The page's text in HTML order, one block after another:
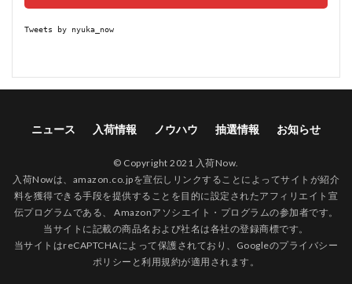
Tweets by nyuka_now
ニュース 入荷情報 ノウハウ 抽選情報 お知らせ
© Copyright 2021 入荷Now.
入荷Nowは、amazon.co.jpを宣伝しリンクすることによってサイトが紹介
料を獲得できる手段を提供することを目的に設定されたアフィリエイト宣
伝プログラムである、 Amazonアソシエイト・プログラムの参加者です。
当サイトに記載の商品名および社名は各社の登録商標です。
当サイトはreCAPTCHAによって保護されており、Googleのプライバシー
ポリシー と利用規約が適用されます。